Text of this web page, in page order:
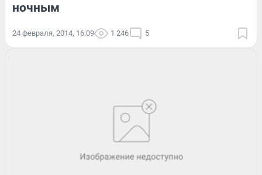
ночным
24 февраля, 2014, 16:09 1 246 5